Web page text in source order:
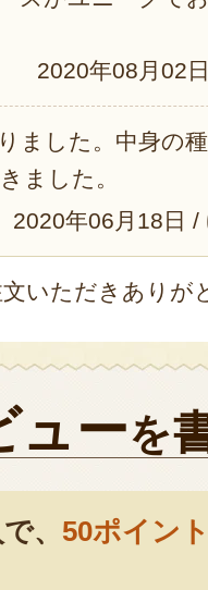
2020年08月02
ました。中身の
ました。
2020年06月18日 /
いただきありが
てことらも大変
ざいましたらよ
リカショップ バ
ューを
、 50ポイン